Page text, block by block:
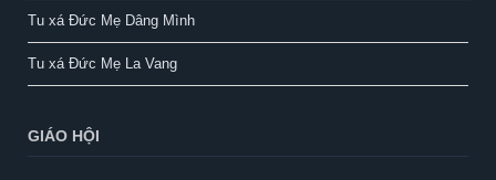
Tu xá Đức Mẹ Dâng Mình
Tu xá Đức Mẹ La Vang
GIÁO HỘI